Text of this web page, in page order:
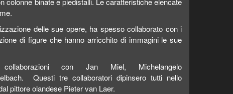
delle sue opere, ha spesso collaborato con i
di figure che hanno arricchito di immagini le sue
con Jan Miel, Michelangelo
Questi tre collaboratori dipinsero tutti nello
pittore olandese Pieter van Laer.